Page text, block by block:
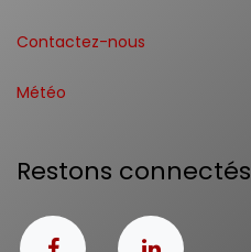
Contactez-nous
Météo
Restons connectés